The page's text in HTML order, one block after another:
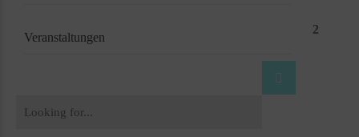
Veranstaltungen
2